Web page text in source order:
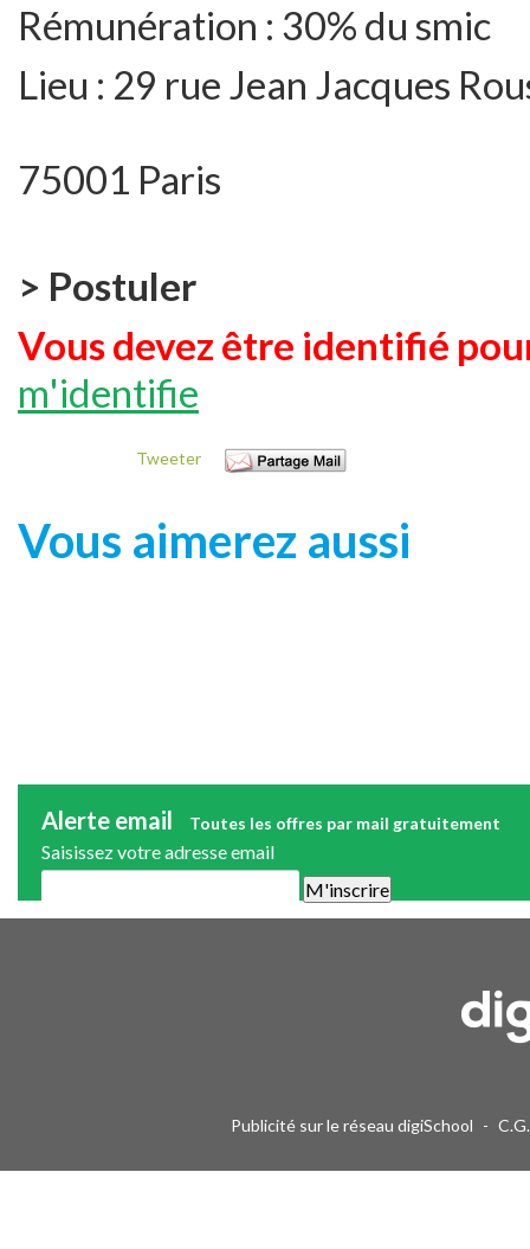
Rémunération : 30% du smic
Lieu : 29 rue Jean Jacques
75001 Paris
> Postuler
Vous devez être identifié
m'identifie
Tweeter
Vous aimerez aussi
Alerte email Toutes les offres par mail gratuitement
Saisissez votre adresse email
Publicité sur le réseau digiSchool -